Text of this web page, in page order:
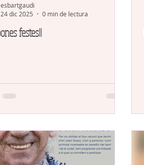
festes!!
esbartgaudi
24 dic 2025
0 min de lectura